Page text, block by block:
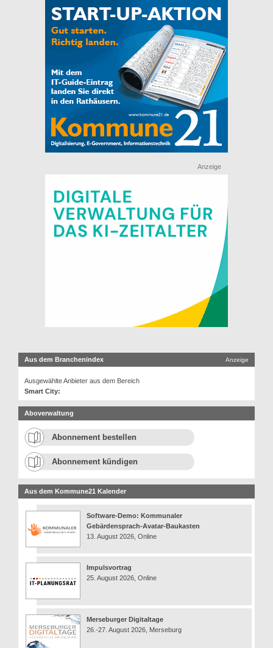
Anzeige
Aus dem Branchenindex Anzeige
Ausgewählte Anbieter aus dem Bereich
Smart City:
Aboverwaltung
Abonnement bestellen
Abonnement kündigen
Aus dem Kommune21 Kalender
Software-Demo: Kommunaler
Gebärdensprach-Avatar-Baukasten
13. August 2026, Online
Impulsvortrag
25. August 2026, Online
Merseburger Digitaltage
26.-27. August 2026, Merseburg